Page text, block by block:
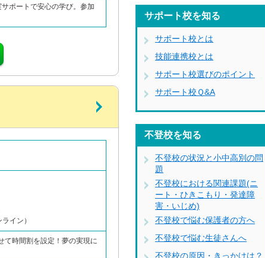
ポートで安心の学び。参加
イン）
て時間割を設定！夢の実現に
サポート校を知る
サポート校とは
技能連携校とは
サポート校選びのポイント
サポート校Ｑ&A
不登校を知る
不登校の状況と小中高別の問
題
不登校における関連課題(ニ
ート・ひきこもり・発達障
害・いじめ)
不登校で悩む保護者の方へ
不登校で悩む生徒さんへ
不登校の原因・きっかけは？